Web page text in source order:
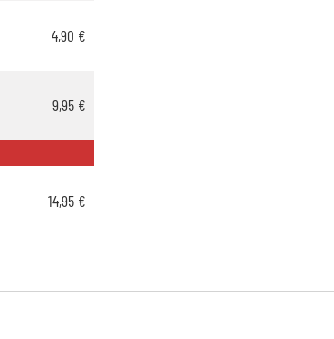
4,90 €
9,95 €
14,95 €